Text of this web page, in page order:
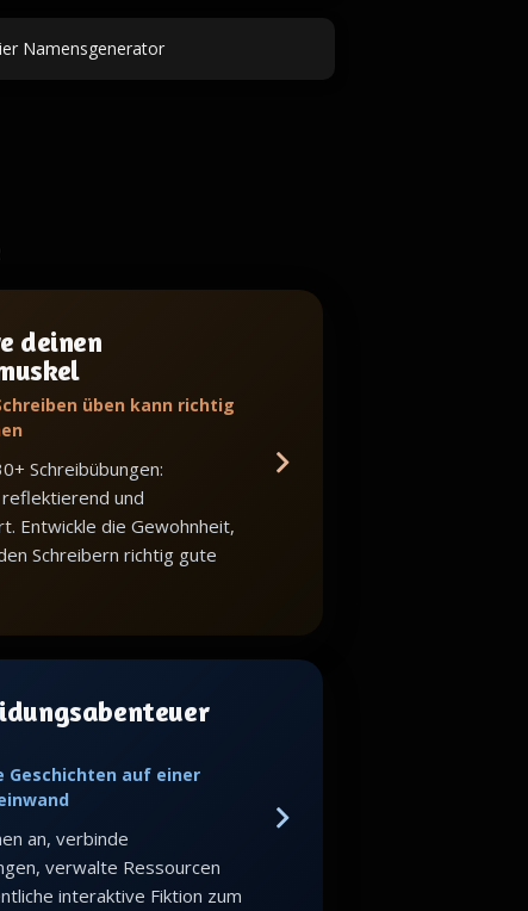
Namensgenerator
deinen
üben kann richtig
Schreibübungen:
und
Entwickle die Gewohnheit,
Schreibern richtig gute
Geschichten auf einer
an, verbinde
verwalte Ressourcen
interaktive Fiktion zum